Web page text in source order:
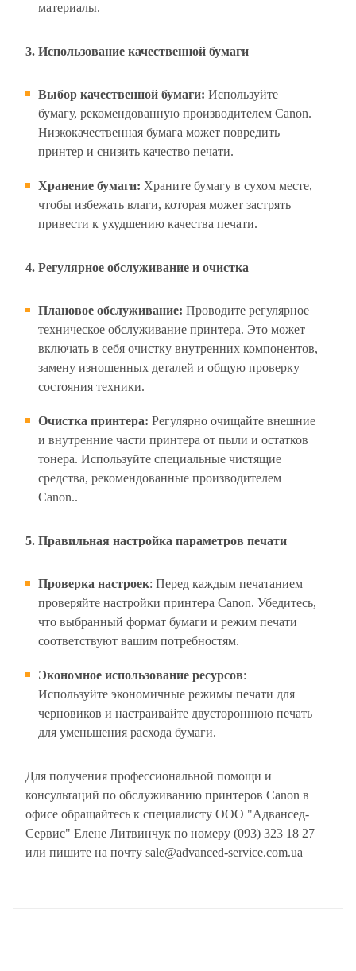
материалы.
3. Использование качественной бумаги
Выбор качественной бумаги: Используйте
бумагу, рекомендованную производителем Canon.
Низкокачественная бумага может повредить
принтер и снизить качество печати.
Хранение бумаги: Храните бумагу в сухом месте,
чтобы избежать влаги, которая может застрять
привести к ухудшению качества печати.
4. Регулярное обслуживание и очистка
Плановое обслуживание: Проводите регулярное
техническое обслуживание принтера. Это может
включать в себя очистку внутренних компонентов,
замену изношенных деталей и общую проверку
состояния техники.
Очистка принтера: Регулярно очищайте внешние
и внутренние части принтера от пыли и остатков
тонера. Используйте специальные чистящие
средства, рекомендованные производителем
Canon..
5. Правильная настройка параметров печати
Проверка настроек: Перед каждым печатанием
проверяйте настройки принтера Canon. Убедитесь,
что выбранный формат бумаги и режим печати
соответствуют вашим потребностям.
Экономное использование ресурсов:
Используйте экономичные режимы печати для
черновиков и настраивайте двустороннюю печать
для уменьшения расхода бумаги.
Для получения профессиональной помощи и
консультаций по обслуживанию принтеров Canon в
офисе обращайтесь к специалисту ООО "Адвансед-
Сервис" Елене Литвинчук по номеру (093) 323 18 27
или пишите на почту sale@advanced-service.com.ua